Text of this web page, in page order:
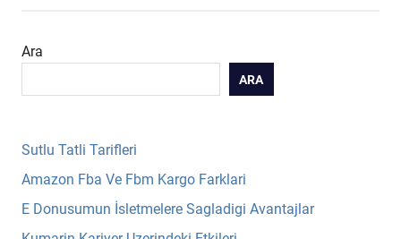
Ara
ARA
Sutlu Tatli Tarifleri
Amazon Fba Ve Fbm Kargo Farklari
E Donusumun İsletmelere Sagladigi Avantajlar